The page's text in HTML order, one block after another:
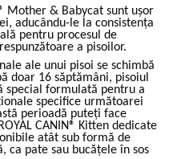
Mother & Babycat sunt ușor
aducându-le la consistența
pentru procesul de
a pisoilor.
ale unui pisoi se schimbă
doar 16 săptămâni, pisoiul
special formulată pentru a
specifice următoarei
perioadă puteți face
CANIN® Kitten dedicate
atât sub formă de
ca pate sau bucățele în sos